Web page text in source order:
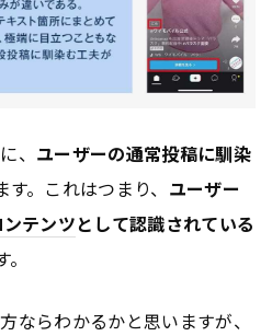
、 ユーザーの通常投稿に馴染
。これはつまり、 ユーザー
ンテンツとして認識されている
ならわかるかと思いますが、